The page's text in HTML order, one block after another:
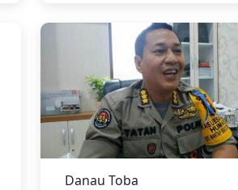
Danau Toba